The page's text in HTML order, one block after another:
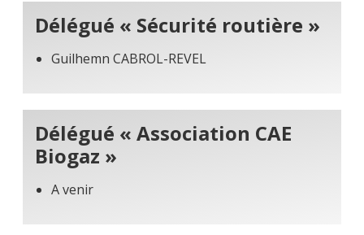
Délégué « Sécurité routière »
Guilhemn CABROL-REVEL
Délégué « Association CAE
Biogaz »
A venir